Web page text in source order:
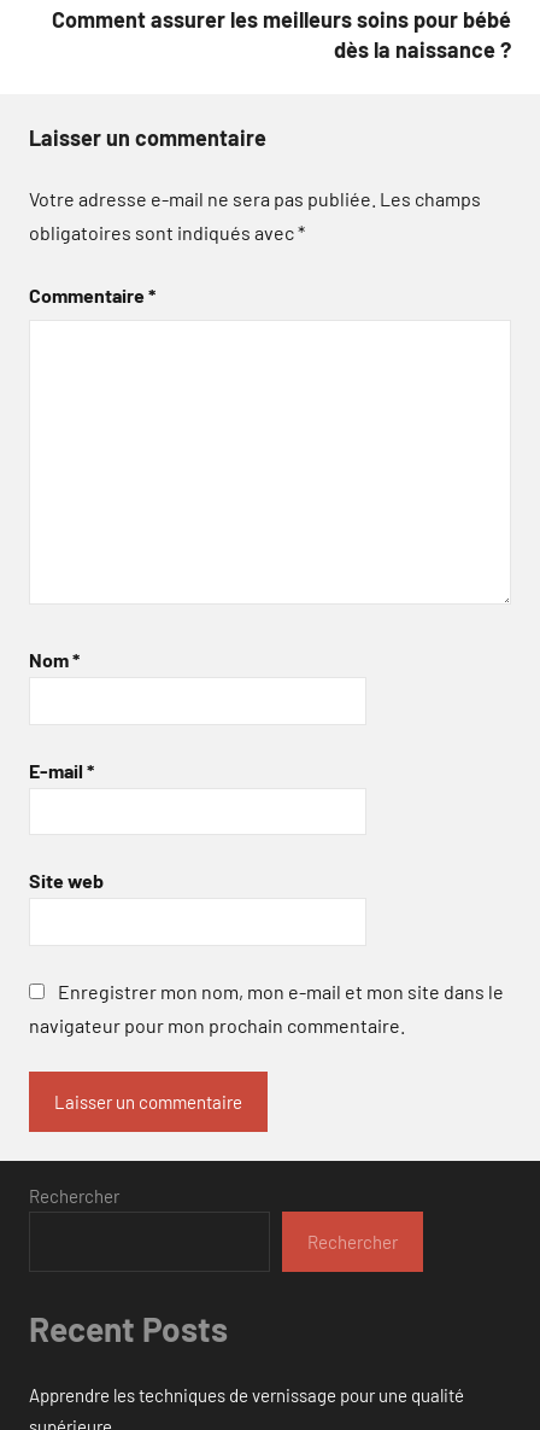
Comment assurer les meilleurs soins pour bébé
dès la naissance ?
Laisser un commentaire
Votre adresse e-mail ne sera pas publiée. Les champs
obligatoires sont indiqués avec*
Commentaire*
Nom*
E-mail *
Site web
Enregistrer mon nom, mon e-mail et mon site dans le
navigateur pour mon prochain commentaire.
Rechercher
Rechercher
Recent Posts
Apprendre les techniques de vernissage pour une qualité